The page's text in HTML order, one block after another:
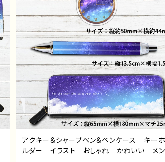
アクキー＆シャープペン＆ペンケース キーホ
ルダー イラスト おしゃれ かわいい メン